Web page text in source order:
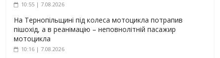
10:55 | 7.08.2026
На Тернопільщині під колеса мотоцикла потрапив
пішохід, а в реанімацію – неповнолітній пасажир
мотоцикла
10:16 | 7.08.2026